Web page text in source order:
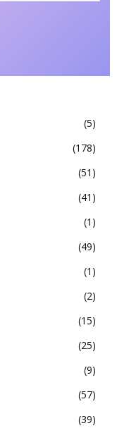
5
178
51
41
1
49
1
2
15
25
9
57
39